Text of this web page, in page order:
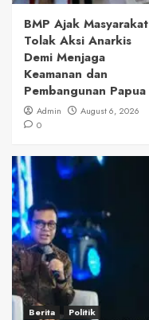
BMP Ajak Masyarakat
Tolak Aksi Anarkis
Demi Menjaga
Keamanan dan
Pembangunan Papua
Admin
August 6, 2026
0
Berita Politik